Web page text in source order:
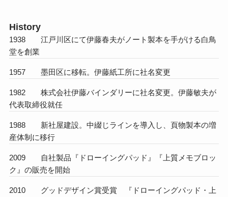
History
1938 江戸川区にて伊藤春夫がノート製本を手がける白鳥
堂を創業
1957 墨田区に移転。伊藤紙工所に社名変更
1982 株式会社伊藤バインダリーに社名変更。伊藤敏夫が
代表取締役就任
1988 新社屋建設。中綴じラインを導入し、頁物製本の増
産体制に移行
2009 自社製品『ドローイングパッド』『上質メモブロッ
ク』の販売を開始
2010 グッドデザイン賞受賞 『ドローイングパッド・上